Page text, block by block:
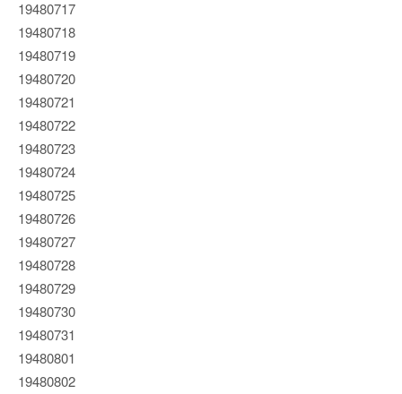
19480717
19480718
19480719
19480720
19480721
19480722
19480723
19480724
19480725
19480726
19480727
19480728
19480729
19480730
19480731
19480801
19480802